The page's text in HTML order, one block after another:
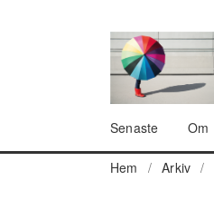
Senaste Om
Hem / Arkiv /